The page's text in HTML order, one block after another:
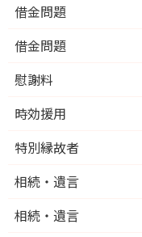
借金問題
借金問題
慰謝料
時効援用
特別縁故者
相続・遺言
相続・遺言